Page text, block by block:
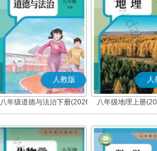
人教版
八年级道德与法治下册(2026
春版)(部编版)
人
八年级地理上册